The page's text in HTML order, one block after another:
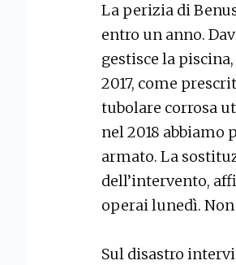
La perizia di
entro un anno.
gestisce la
2017, come
tubolare corrosa
nel 2018
armato. La
dell’intervento,
operai lunedì.
Sul disastro